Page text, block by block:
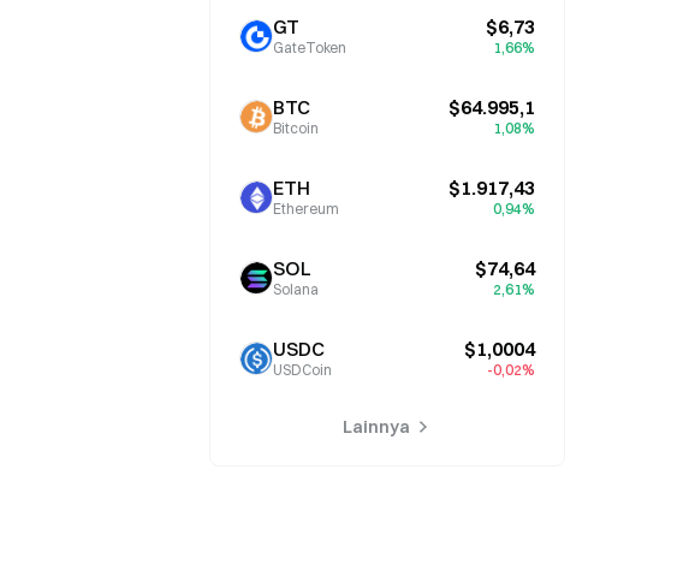
GT
GateToken
$6,73
1,66%
BTC
Bitcoin
$64.995,1
1,08%
ETH
Ethereum
$1.917,43
0,94%
SOL
Solana
$74,64
2,61%
USDC
USDCoin
$1,0004
-0,02%
Lainnya